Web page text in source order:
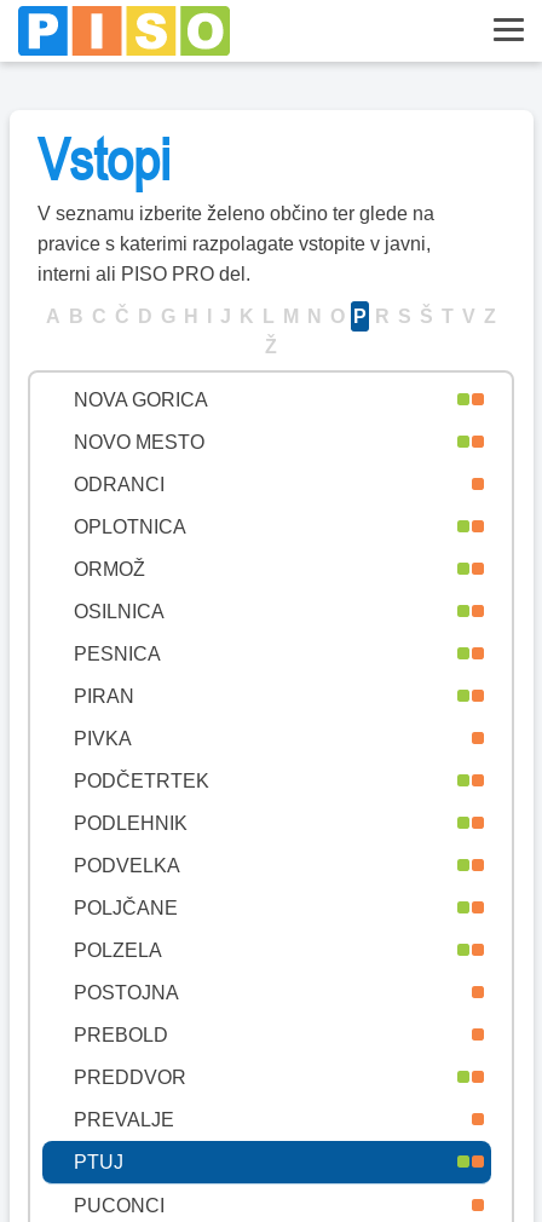
Vstopi
V seznamu izberite želeno občino ter glede na
pravice s katerimi razpolagate vstopite v javni,
interni ali PISO PRO del.
A B C Č D G H J K L M N O P R S Š T V Z
Ž
MISLINJA
MOKRONOG-TREBELNO
MORAVSKE TOPLICE
MOZIRJE
MUTA
NAKLO
NOVA GORICA
NOVO MESTO
ODRANCI
OPLOTNICA
ORMOŽ
OSILNICA
PESNICA
PIRAN
PIVKA
PODČETRTEK
PODLEHNIK
PODVELKA
POLJČANE
POLZELA
POSTOJNA
PREBOLD
PREDDVOR
PREVALJE
PTUJ
PUCONCI